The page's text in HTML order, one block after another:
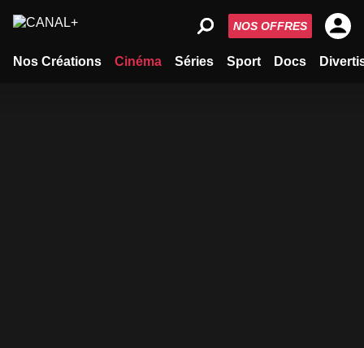
Nos Créations Cinéma Séries Sport Docs
NOS OFFRES